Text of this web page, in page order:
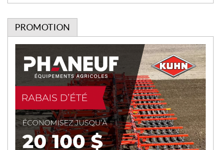
PROMOTION
m
i
o